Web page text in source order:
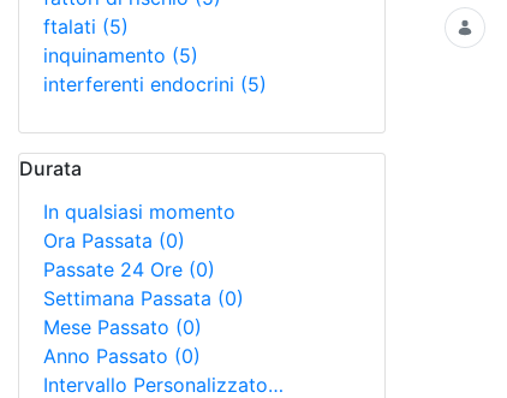
ftalati (5)
inquinamento (5)
interferenti endocrini (5)
Durata
In qualsiasi momento
Ora Passata (0)
Passate 24 Ore (0)
Settimana Passata (0)
Mese Passato (0)
Anno Passato (0)
Intervallo Personalizzato…